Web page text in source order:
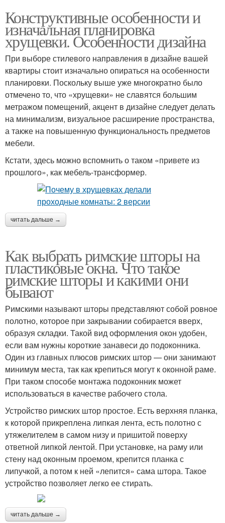
Конструктивные особенности и
изначальная планировка
хрущевки. Особенности дизайна
При выборе стилевого направления в дизайне вашей
квартиры стоит изначально опираться на особенности
планировки. Поскольку выше уже многократно было
отмечено то, что «хрущевки» не славятся большим
метражом помещений, акцент в дизайне следует делать
на минимализм, визуальное расширение пространства,
а также на повышенную функциональность предметов
мебели.
Кстати, здесь можно вспомнить о таком «привете из
прошлого», как мебель-трансформер.
читать дальше →
Как выбрать римские шторы на
пластиковые окна. Что такое
римские шторы и какими они
бывают
Римскими называют шторы представляют собой ровное
полотно, которое при закрывании собирается вверх,
образуя складки. Такой вид оформления окон удобен,
если вам нужны короткие занавеси до подоконника.
Один из главных плюсов римских штор — они занимают
минимум места, так как крепиться могут к оконной раме.
При таком способе монтажа подоконник может
использоваться в качестве рабочего стола.
Устройство римских штор простое. Есть верхняя планка,
к которой прикреплена липкая лента, есть полотно с
утяжелителем в самом низу и пришитой поверху
ответной липкой лентой. При установке, на раму или
стену над оконным проемом, крепится планка с
липучкой, а потом к ней «лепится» сама штора. Такое
устройство позволяет легко ее стирать.
читать дальше →